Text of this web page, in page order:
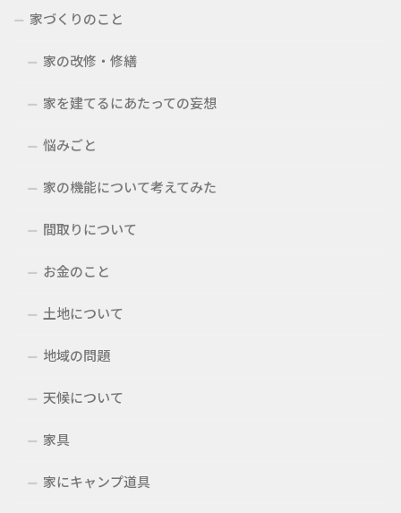
家づくりのこと
家の改修・修繕
家を建てるにあたっての妄想
悩みごと
家の機能について考えてみた
間取りについて
お金のこと
土地について
地域の問題
天候について
家具
家にキャンプ道具